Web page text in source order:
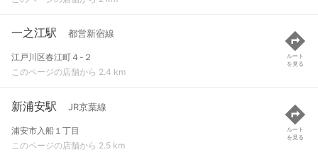
一之江駅 都営新宿線
江戸川区春江町４-２
このページの店舗から 2.4 km
ルート
を見る
新浦安駅 JR京葉線
浦安市入船１丁目
このページの店舗から 2.5 km
ルート
を見る